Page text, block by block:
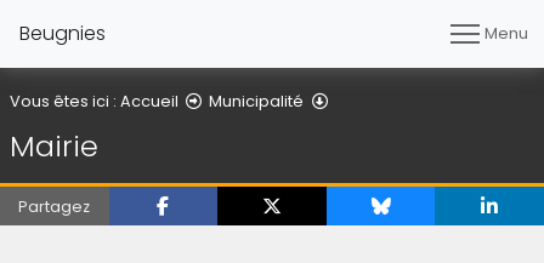
Beugnies Menu
Vous êtes ici : Accueil Municipalité
Mairie
Partagez